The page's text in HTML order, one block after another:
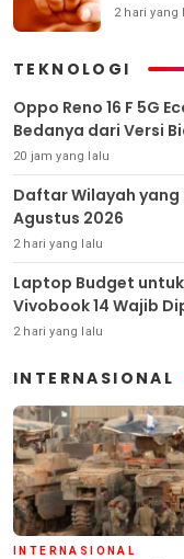
2 hari yang
TEKNOLOGI
Oppo Reno 16 F 5G
Bedanya dari Versi
20 jam yang lalu
Daftar Wilayah yang
Agustus 2026
2 hari yang lalu
Laptop Budget untuk
Vivobook 14 Wajib
2 hari yang lalu
INTERNASIONAL
INTERNASIONAL